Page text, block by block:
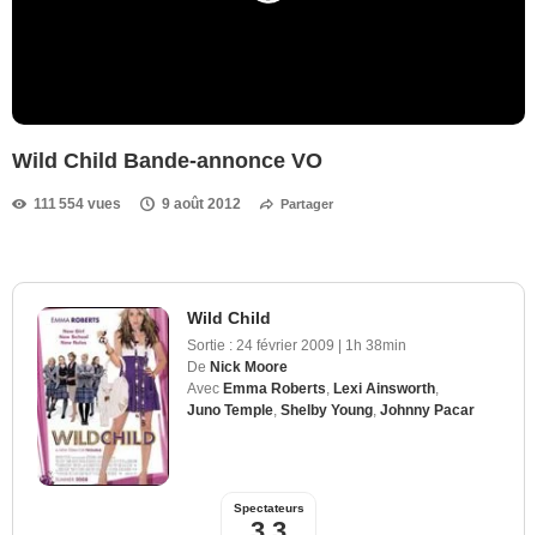
Wild Child Bande-annonce VO
111 554 vues 9 août 2012 Partager
Wild Child
Sortie : 24 février 2009 | 1h 38min
De Nick Moore
Avec Emma Roberts Lexi Ainsworth
Juno Temple Shelby Young Johnny Pacar
Spectateurs